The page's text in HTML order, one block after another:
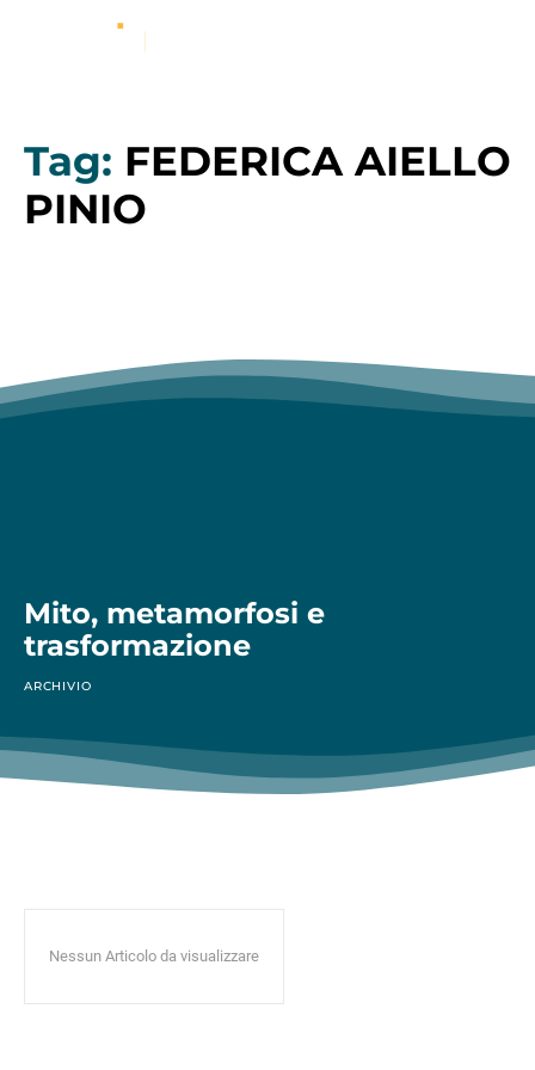
Tag: FEDERICA AIELLO
PINIO
Mito, metamorfosi e
trasformazione
ARCHIVIO
Nessun Articolo da visualizzare